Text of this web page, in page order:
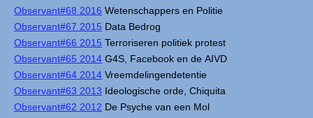
Observant#68 2016 Wetenschappers en Politie
Observant#67 2015 Data Bedrog
Observant#66 2015 Terroriseren politiek protest
Observant#65 2014 G4S, Facebook en de AIVD
Observant#64 2014 Vreemdelingendetentie
Observant#63 2013 Ideologische orde, Chiquita
Observant#62 2012 De Psyche van een Mol